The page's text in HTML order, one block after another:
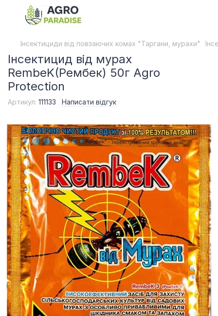
Інсектициди від повзаючих комах "Таргани, мурахи"
Інсектицид від мурах
RembeK(Рембек) 50г Agro
Protection
Артикул: 111133 Написати відгук